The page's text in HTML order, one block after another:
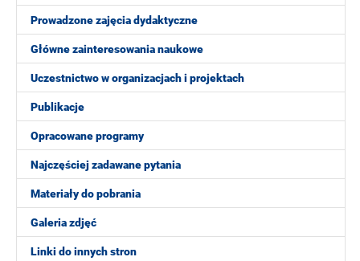
Prowadzone zajęcia dydaktyczne
Główne zainteresowania naukowe
Uczestnictwo w organizacjach i projektach
Publikacje
Opracowane programy
Najczęściej zadawane pytania
Materiały do pobrania
Galeria zdjęć
Linki do innych stron